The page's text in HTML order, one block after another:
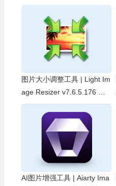
图片大小调整工具 | Light Im
age Resizer v7.6.5.176 中
文绿色版
AI图片增强工具 | Aiarty Ima